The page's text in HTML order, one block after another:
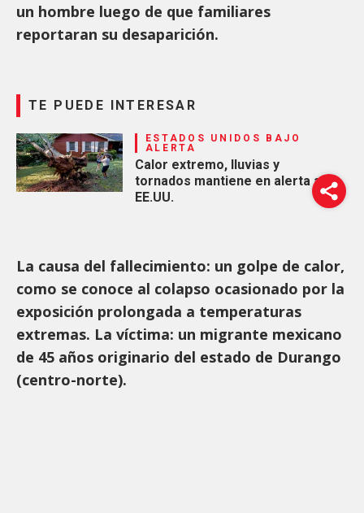
un hombre luego de que familiares
reportaran su desaparición.
TE PUEDE INTERESAR
ESTADOS UNIDOS BAJO
ALERTA
Calor extremo, lluvias y
tornados mantiene en alerta a
EE.UU.
La causa del fallecimiento: un golpe de calor,
como se conoce al colapso ocasionado por la
exposición prolongada a temperaturas
extremas. La víctima: un migrante mexicano
de 45 años originario del estado de Durango
(centro-norte).